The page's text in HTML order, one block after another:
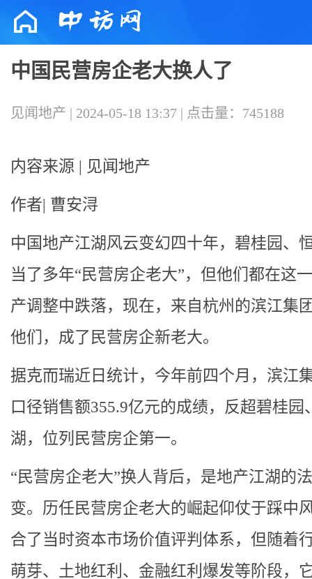
中国民营房企老大换人了
见闻地产 | 2024-05-18 13:37 | 点击量：745188
内容来源 | 见闻地产
作者| 曹安浔
中国地产江湖风云变幻四十年，碧桂园、
当了多年“民营房企老大”，但他们都在这
产调整中跌落，现在，来自杭州的滨江集
他们，成了民营房企新老大。
据克而瑞近日统计，今年前四个月，滨江
口径销售额355.9亿元的成绩，反超碧桂园
湖，位列民营房企第一。
“民营房企老大”换人背后，是地产江湖的
变。历任民营房企老大的崛起仰仗于踩中
合了当时资本市场价值评判体系，但随着
萌芽、土地红利、金融红利爆发等阶段，